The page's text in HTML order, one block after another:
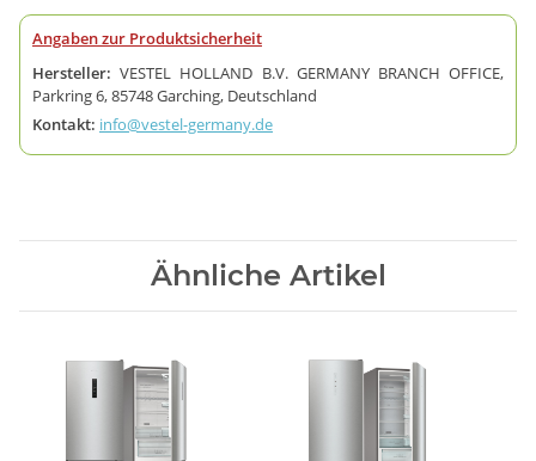
Angaben zur Produktsicherheit
Hersteller: VESTEL HOLLAND B.V. GERMANY BRANCH OFFICE,
Parkring 6, 85748 Garching, Deutschland
Kontakt: info@vestel-germany.de
Ähnliche Artikel